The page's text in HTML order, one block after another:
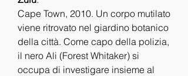
Cape Town, 2010. Un corpo mutilato
viene ritrovato nel giardino botanico
della città. Come capo della polizia,
il nero Ali (Forest Whitaker) si
occupa di investigare insieme al